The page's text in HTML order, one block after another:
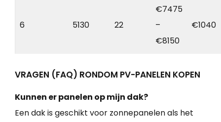
6 5130 22
€7475
–
€8150
€1040
VRAGEN (FAQ) RONDOM PV-PANELEN KOPEN
Kunnen er panelen op mijn dak?
Een dak is geschikt voor zonnepanelen als het